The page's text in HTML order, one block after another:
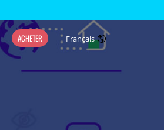
ACHETER Français